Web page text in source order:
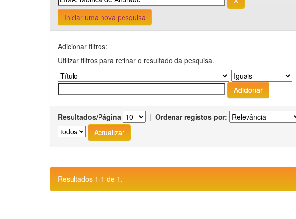
Iniciar uma nova pesquisa
Adicionar filtros:
Utilizar filtros para refinar o resultado da pesquisa.
Resultados/Página | Ordenar registos por:
Resultados 1-1 de 1.